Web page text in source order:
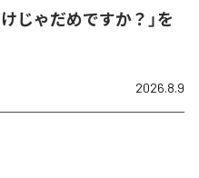
じゃだめですか？」を
2026.8.9